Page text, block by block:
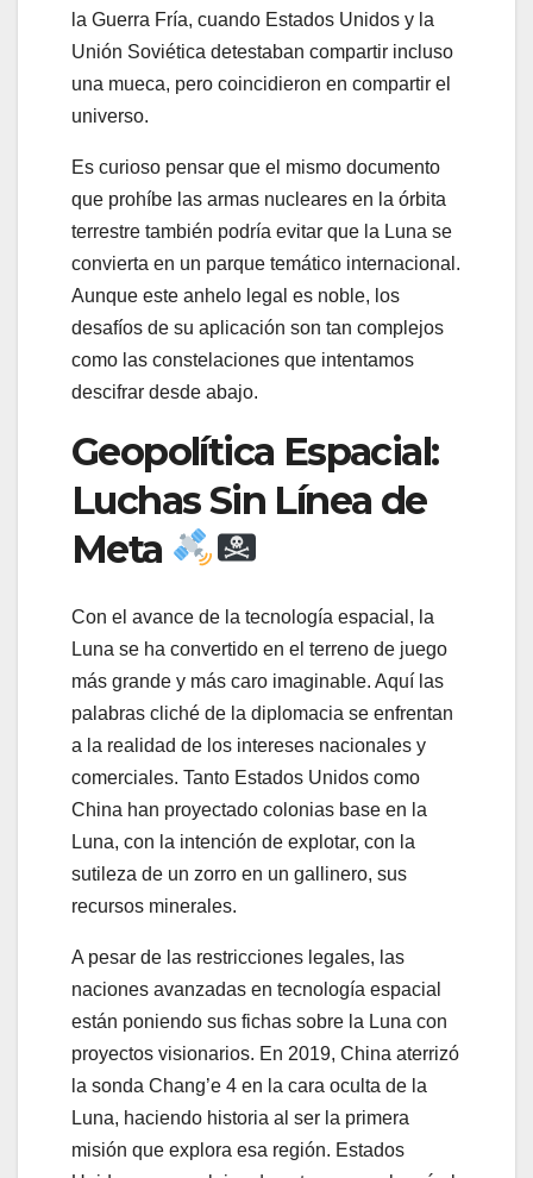
la Guerra Fría, cuando Estados Unidos y la
Unión Soviética detestaban compartir incluso
una mueca, pero coincidieron en compartir el
universo.
Es curioso pensar que el mismo documento
que prohíbe las armas nucleares en la órbita
terrestre también podría evitar que la Luna se
convierta en un parque temático internacional.
Aunque este anhelo legal es noble, los
desafíos de su aplicación son tan complejos
como las constelaciones que intentamos
descifrar desde abajo.
Geopolítica Espacial:
Luchas Sin Línea de
Meta
Con el avance de la tecnología espacial, la
Luna se ha convertido en el terreno de juego
más grande y más caro imaginable. Aquí las
palabras cliché de la diplomacia se enfrentan
a la realidad de los intereses nacionales y
comerciales. Tanto Estados Unidos como
China han proyectado colonias base en la
Luna, con la intención de explotar, con la
sutileza de un zorro en un gallinero, sus
recursos minerales.
A pesar de las restricciones legales, las
naciones avanzadas en tecnología espacial
están poniendo sus fichas sobre la Luna con
proyectos visionarios. En 2019, China aterrizó
la sonda Chang’e 4 en la cara oculta de la
Luna, haciendo historia al ser la primera
misión que explora esa región. Estados